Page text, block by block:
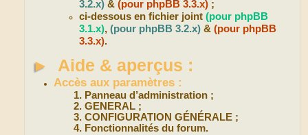
3.2.x) &(pour phpBB 3.3.x) ;
ci-dessous en fichier joint(pour phpBB
3.1.x),(pour phpBB 3.2.x) &(pour phpBB
3.3.x).
► Aide & aperçus :
Accès aux paramètres :
Panneau d’administration ;
GENERAL ;
CONFIGURATION GÉNÉRALE ;
Fonctionnalités du forum.